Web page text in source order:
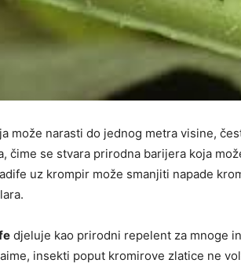
može narasti do jednog metra visine,
čime se stvara prirodna barijera koja
uz krompir može smanjiti napade
djeluje kao prirodni repelent za mnoge
insekti poput kromirove zlatice ne